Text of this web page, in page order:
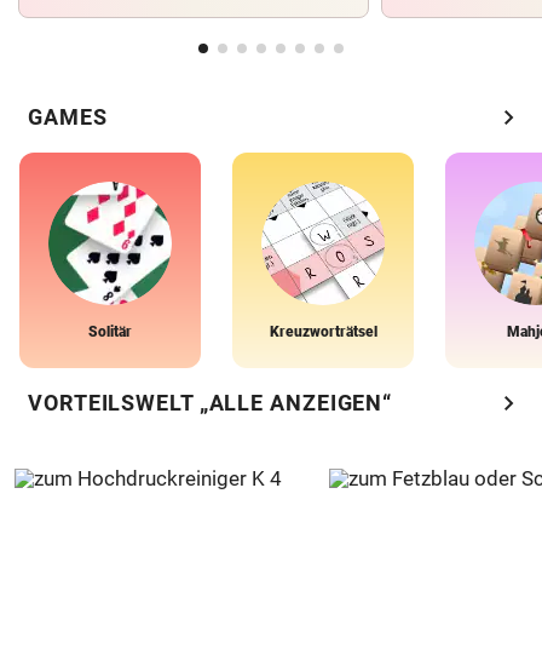
GAMES chevron_right
Solitär Kreuzworträtsel
VORTEILSWELT „ALLE ANZEIGEN“ chevron_right